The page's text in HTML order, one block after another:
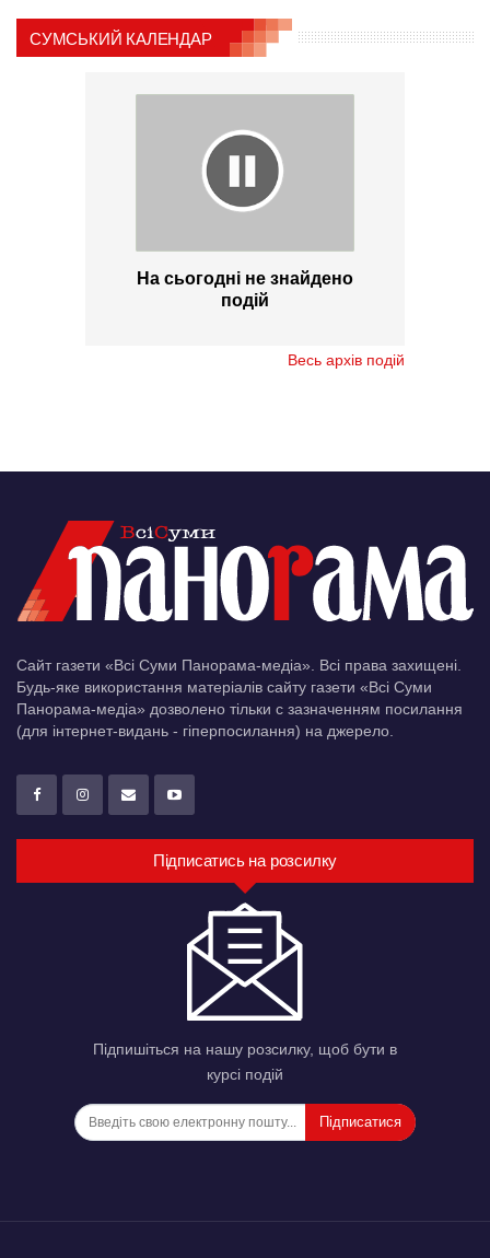
СУМСЬКИЙ КАЛЕНДАР
На сьогодні не знайдено
подій
Весь архів подій
Сайт газети «Всі Суми Панорама-медіа». Всі права захищені.
Будь-яке використання матеріалів сайту газети «Всі Суми
Панорама-медіа» дозволено тільки c зазначенням посилання
(для інтернет-видань - гіперпосилання) на джерело.
Підписатись на розсилку
Підпишіться на нашу розсилку, щоб бути в
курсі подій
Підписатися